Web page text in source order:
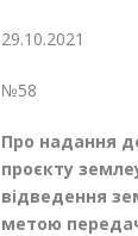
29.10.2021
№58
Про надання
проєкту
відведення
метою